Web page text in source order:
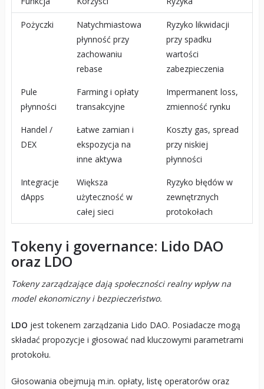
Pożyczki
Natychmiastowa
płynność przy
zachowaniu
rebase
Ryzyko likwidacji
przy spadku
wartości
zabezpieczenia
Pule
płynności
Farming i opłaty
transakcyjne
Impermanent loss,
zmienność rynku
Handel /
DEX
Łatwe zamian i
ekspozycja na
inne aktywa
Koszty gas, spread
przy niskiej
płynności
Integracje
dApps
Większa
użyteczność w
całej sieci
Ryzyko błędów w
zewnętrznych
protokołach
Tokeny i governance: Lido DAO
oraz LDO
Tokeny zarządzające dają społeczności realny wpływ na
model ekonomiczny i bezpieczeństwo.
LDO jest tokenem zarządzania Lido DAO. Posiadacze mogą
składać propozycje i głosować nad kluczowymi parametrami
protokołu.
Głosowania obejmują m.in. opłaty, listę operatorów oraz